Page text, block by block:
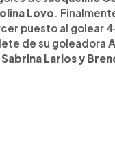
Lovo.
puesto al golear
de su goleadora
Sabrina Larios y